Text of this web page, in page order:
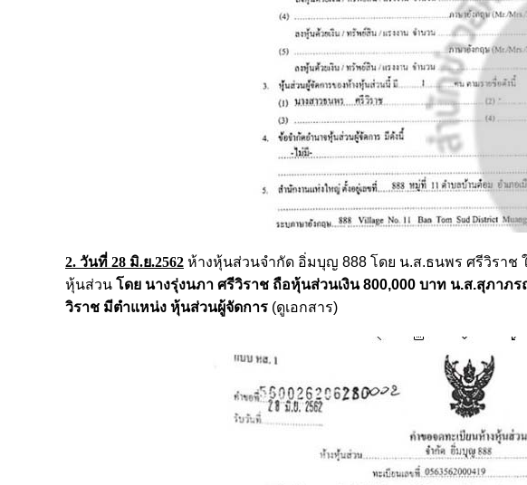
2. วันที่ 28 มิ.ย.2562 ห้างหุ้นส่วนจำกัด อิ่มบุญ 888 โดย น.ส.ธนพร ศรีวิราช
หุ้นส่วน โดย นางรุ่งนภา ศรีวิราช ถือหุ้นส่วนเงิน 800,000 บาท น.ส.สุภาภ
วิราช มีตำแหน่ง หุ้นส่วนผู้จัดการ (ดูเอกสาร)